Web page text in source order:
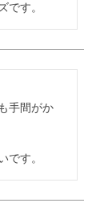
です。
手間がか
です。